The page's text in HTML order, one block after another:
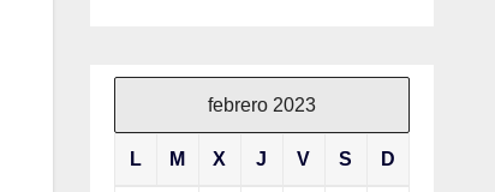
febrero 2023
L M X J V S D